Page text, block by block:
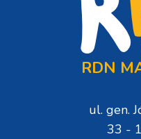
RDN
ul. gen.
33 -